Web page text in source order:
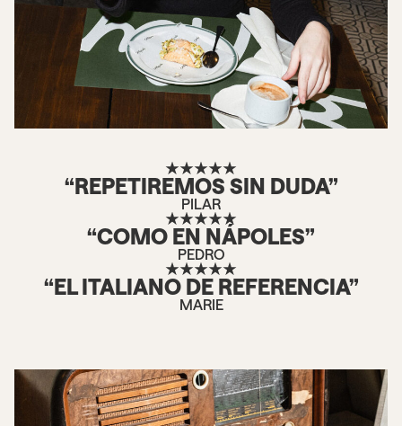
PILAR
“REPETIREMOS SIN DUDA”
PEDRO
“COMO EN NÁPOLES”
MARIE
“EL ITALIANO DE REFERENCIA”